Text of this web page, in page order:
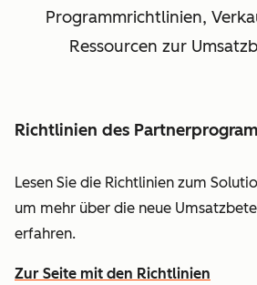
Programmrichtlinien,
Ressourcen zur
Richtlinien des
Lesen Sie die Richtlinien zum
um mehr über die neue
erfahren.
Zur Seite mit den Richtlinien